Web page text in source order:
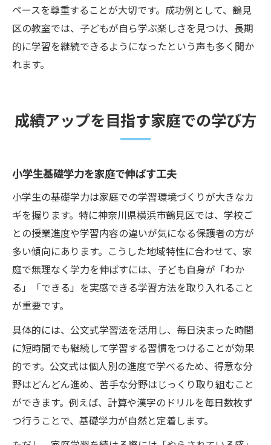
ペースを尊重することが大切です。成功例として、鶴見
区の教室では、子どもが自ら学ぶ楽しさを見つけ、長期
的に学習を継続できるようになったという声も多く聞か
れます。
成績アップを目指す家庭での学び方
小学生基礎学力を家庭で伸ばす工夫
小学生の基礎学力は家庭での学習環境づくりが大きなカ
ギを握ります。特に神奈川県横浜市鶴見区では、学校ご
との授業進度や学習内容の違いが気になる保護者の方が
多い傾向にあります。こうした地域特性に合わせて、家
庭で無理なく学力を伸ばすには、子ども自身が「わか
る」「できる」を実感できる学習方法を取り入れること
が重要です。
具体的には、公文式学習法を活用し、毎日決まった時間
に短時間でも継続して学習する習慣をつけることが効果
的です。公文式は個人別の進度で学べるため、得意な分
野はどんどん進め、苦手な分野はじっくり取り組むこと
ができます。例えば、計算や漢字のドリルを毎日数枚ず
つ行うことで、基礎学力が自然と定着します。